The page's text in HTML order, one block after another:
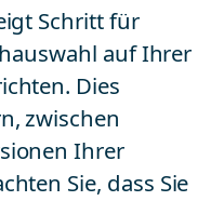
Schritt für
auf Ihrer
Dies
zwischen
Ihrer
Sie, dass Sie